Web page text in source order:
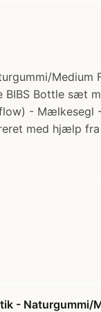
Bottle sæt
- Mælkesegl
med hjælp fra
- Naturgummi/